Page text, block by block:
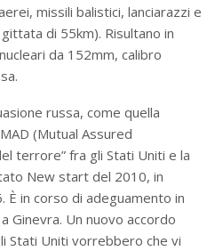
missili balistici, lanciarazzi e
di 55km). Risultano in
da 152mm, calibro
russa, come quella
(Mutual Assured
terrore” fra gli Stati Uniti e la
New start del 2010, in
È in corso di adeguamento in
Ginevra. Un nuovo accordo
Stati Uniti vorrebbero che vi